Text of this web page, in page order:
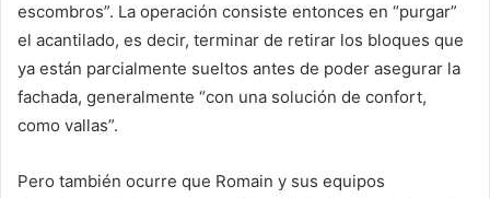
escombros”. La operación consiste entonces en “purgar”
el acantilado, es decir, terminar de retirar los bloques que
ya están parcialmente sueltos antes de poder asegurar la
fachada, generalmente “con una solución de confort,
como vallas”.
Pero también ocurre que Romain y sus equipos